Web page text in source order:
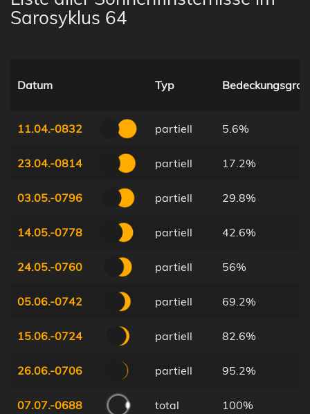
Sarosyklus 64
Datum Typ Bedeckungsgrad
11.04.-0832 partiell 5.6%
23.04.-0814 partiell 17.2%
03.05.-0796 partiell 29.8%
14.05.-0778 partiell 42.6%
24.05.-0760 partiell 56%
05.06.-0742 partiell 69.2%
15.06.-0724 partiell 82.6%
26.06.-0706 partiell 95.2%
07.07.-0688 total 100%